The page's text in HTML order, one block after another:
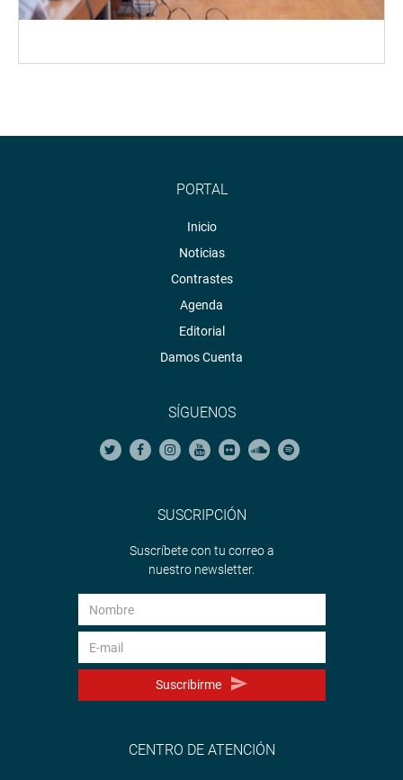
PORTAL
Inicio
Noticias
Contrastes
Agenda
Editorial
Damos Cuenta
SÍGUENOS
SUSCRIPCIÓN
Suscríbete con tu correo a
nuestro newsletter.
Suscribirme
CENTRO DE ATENCIÓN